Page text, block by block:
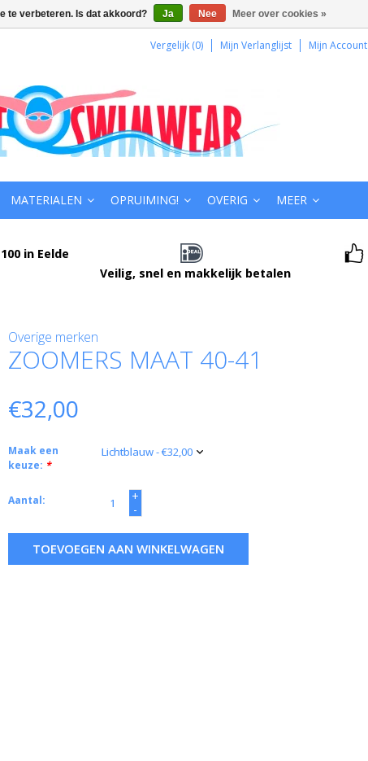
Vergelijk (0) Mijn Verlanglijst Mijn Account
MATERIALEN OPRUIMING! OVERIG MEER
in Eelde
Veilig, snel en makkelijk betalen
Overige merken
ZOOMERS MAAT 40-41
€32,00
Maak een
keuze: *
Aantal:
+
-
TOEVOEGEN AAN WINKELWAGEN
te verbeteren. Is dat akkoord? Ja Nee Meer over cookies »